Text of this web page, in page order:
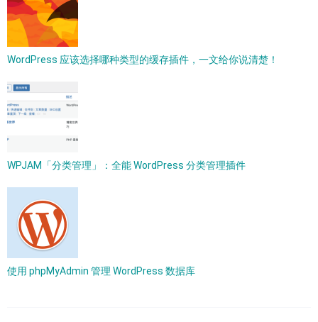
WordPress 应该选择哪种类型的缓存插件，一文给你说清楚！
WPJAM「分类管理」：全能 WordPress 分类管理插件
使用 phpMyAdmin 管理 WordPress 数据库